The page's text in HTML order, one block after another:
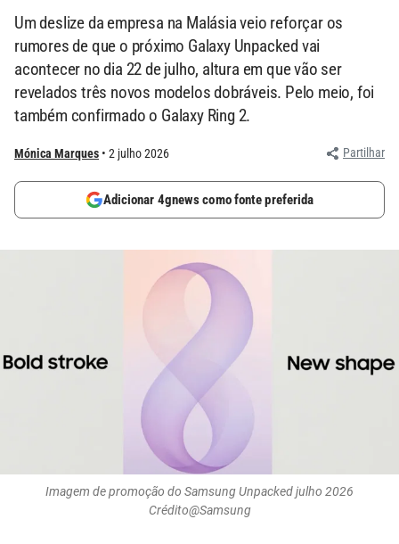
Um deslize da empresa na Malásia veio reforçar os
rumores de que o próximo Galaxy Unpacked vai
acontecer no dia 22 de julho, altura em que vão ser
revelados três novos modelos dobráveis. Pelo meio, foi
também confirmado o Galaxy Ring 2.
Mónica Marques 2 julho 2026 Partilhar
Adicionar 4gnews como fonte preferida
Imagem de promoção do Samsung Unpacked julho 2026
Crédito@Samsung